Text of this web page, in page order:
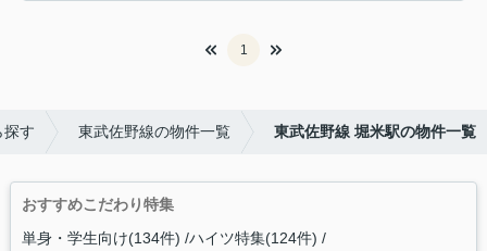
1
探す 東武佐野線の物件一覧 東武佐野線 堀米駅の物件一覧
おすすめこだわり特集
単身・学生向け(134件) ハイツ特集(124件)